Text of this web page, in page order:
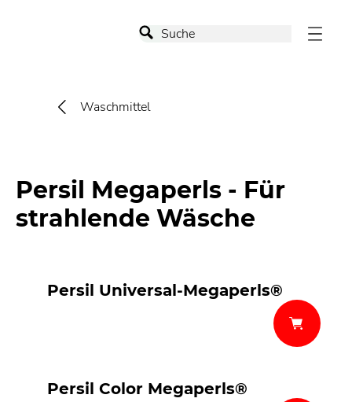
Waschmittel
Persil Megaperls - Für
strahlende Wäsche
Persil Universal-Megaperls®
Persil Color Megaperls®